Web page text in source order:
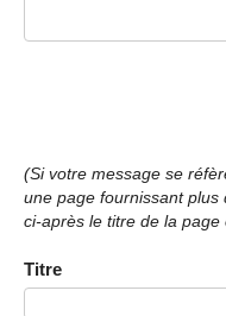
(Si votre message se
une page fournissant plus
ci-après le titre de la page
Titre